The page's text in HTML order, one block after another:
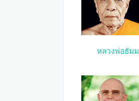
หลวงพ่อธัม